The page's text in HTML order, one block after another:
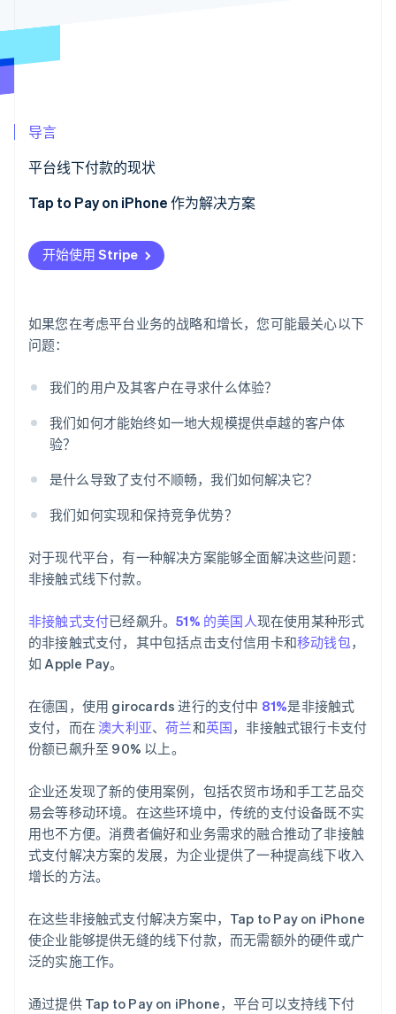
导言
平台线下付款的现状
为什么线下付款对平台很重要？
支持线下支付面临的挑战
大规模简化线下付款的机会
Tap to Pay on iPhone 作为解决方案
什么是 Tap to Pay on iPhone？
为什么 Tap to Pay on iPhone 是平台的理想解决方案
开始使用 Stripe
如果您在考虑平台业务的战略和增长，您可能最关心以下
问题：
我们的用户及其客户在寻求什么体验？
我们如何才能始终如一地大规模提供卓越的客户体
验？
是什么导致了支付不顺畅，我们如何解决它？
我们如何实现和保持竞争优势？
对于现代平台，有一种解决方案能够全面解决这些问题：
非接触式线下付款。
非接触式支付已经飙升。51% 的美国人现在使用某种形式
的非接触式支付，其中包括点击支付信用卡和移动钱包，
如 Apple Pay。
在德国，使用 girocards 进行的支付中 81%是非接触式
支付，而在澳大利亚、荷兰和英国，非接触式银行卡支付
份额已飙升至 90% 以上。
企业还发现了新的使用案例，包括农贸市场和手工艺品交
易会等移动环境。在这些环境中，传统的支付设备既不实
用也不方便。消费者偏好和业务需求的融合推动了非接触
式支付解决方案的发展，为企业提供了一种提高线下收入
增长的方法。
在这些非接触式支付解决方案中，Tap to Pay on iPhone
使企业能够提供无缝的线下付款，而无需额外的硬件或广
泛的实施工作。
通过提供 Tap to Pay on iPhone，平台可以支持线下付